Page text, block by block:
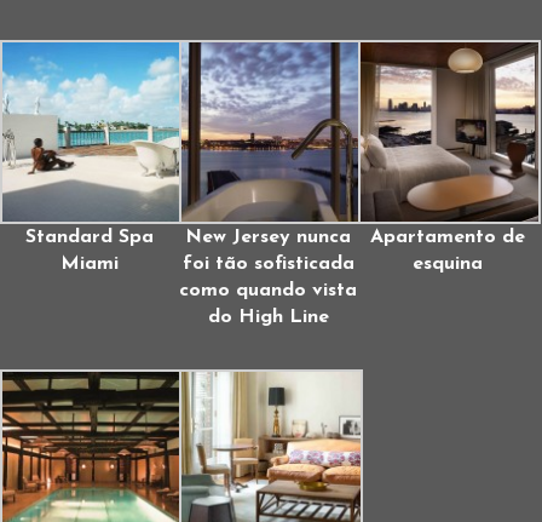
Standard Spa
Miami
New Jersey nunca
foi tão sofisticada
como quando vista
do High Line
Apartamento de
esquina